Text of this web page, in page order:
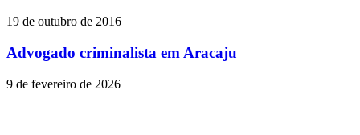
19 de outubro de 2016
Advogado criminalista em Aracaju
9 de fevereiro de 2026